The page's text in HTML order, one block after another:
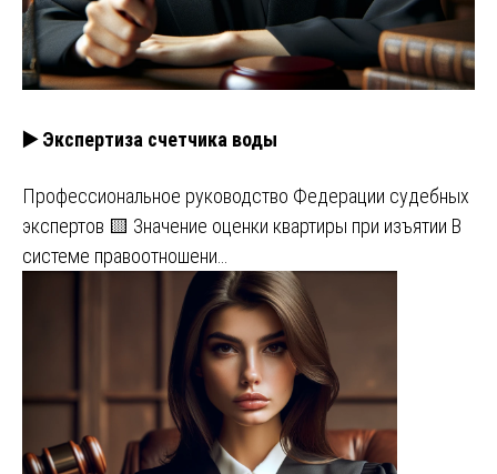
▶️ Экспертиза счетчика воды
Профессиональное руководство Федерации судебных
экспертов 🟨 Значение оценки квартиры при изъятии В
системе правоотношени…